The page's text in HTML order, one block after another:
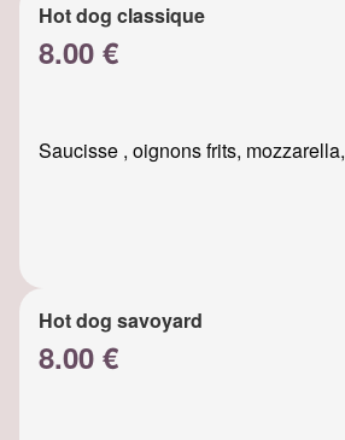
Hot dog classique
8.00 €
Saucisse , oignons frits,
Hot dog savoyard
8.00 €